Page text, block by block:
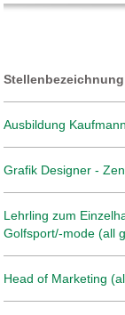
Stellenbezeichnung
Ausbildung
Grafik Designer -
Lehrling zum
Golfsport/-mode (all
Head of Marketing